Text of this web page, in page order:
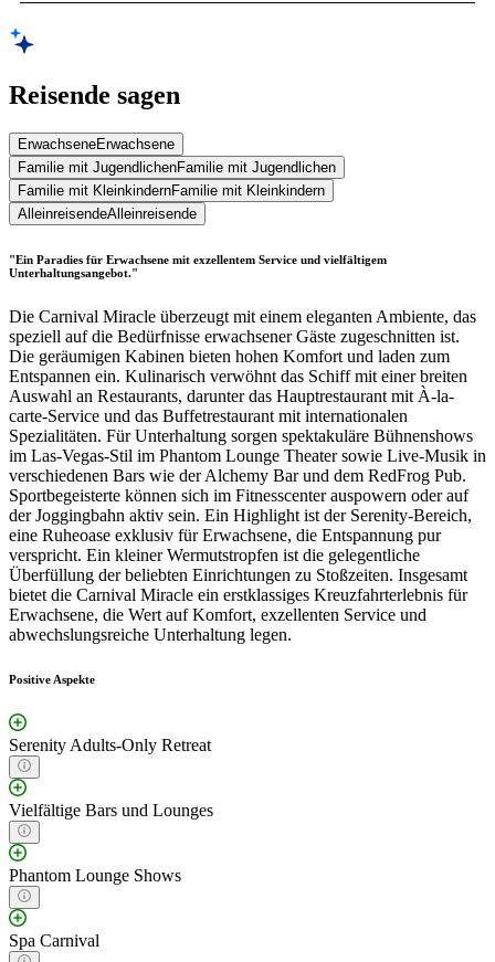
Reisende sagen
ErwachseneErwachsene
Familie mit JugendlichenFamilie mit Jugendlichen
Familie mit KleinkindernFamilie mit Kleinkindern
AlleinreisendeAlleinreisende
"Ein Paradies für Erwachsene mit exzellentem Service und vielfältigem
Unterhaltungsangebot."
Die Carnival Miracle überzeugt mit einem eleganten Ambiente, das
speziell auf die Bedürfnisse erwachsener Gäste zugeschnitten ist.
Die geräumigen Kabinen bieten hohen Komfort und laden zum
Entspannen ein. Kulinarisch verwöhnt das Schiff mit einer breiten
Auswahl an Restaurants, darunter das Hauptrestaurant mit À-la-
carte-Service und das Buffetrestaurant mit internationalen
Spezialitäten. Für Unterhaltung sorgen spektakuläre Bühnenshows
im Las-Vegas-Stil im Phantom Lounge Theater sowie Live-Musik in
verschiedenen Bars wie der Alchemy Bar und dem RedFrog Pub.
Sportbegeisterte können sich im Fitnesscenter auspowern oder auf
der Joggingbahn aktiv sein. Ein Highlight ist der Serenity-Bereich,
eine Ruheoase exklusiv für Erwachsene, die Entspannung pur
verspricht. Ein kleiner Wermutstropfen ist die gelegentliche
Überfüllung der beliebten Einrichtungen zu Stoßzeiten. Insgesamt
bietet die Carnival Miracle ein erstklassiges Kreuzfahrterlebnis für
Erwachsene, die Wert auf Komfort, exzellenten Service und
abwechslungsreiche Unterhaltung legen.
Positive Aspekte
Serenity Adults-Only Retreat
Vielfältige Bars und Lounges
Phantom Lounge Shows
Spa Carnival